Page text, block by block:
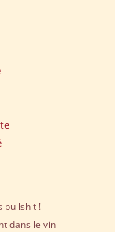
bullshit !
dans le vin